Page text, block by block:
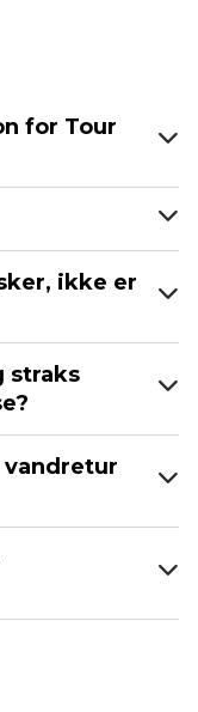
for Tour
ikke er
straks
vandretur